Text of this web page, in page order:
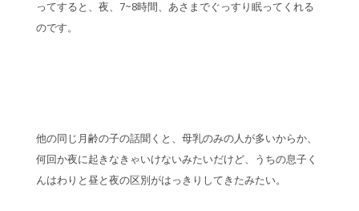
ってすると、夜、7~8時間、あさまでぐっすり眠ってくれる
のです。
他の同じ月齢の子の話聞くと、母乳のみの人が多いからか、
何回か夜に起きなきゃいけないみたいだけど、うちの息子く
んはわりと昼と夜の区別がはっきりしてきたみたい。